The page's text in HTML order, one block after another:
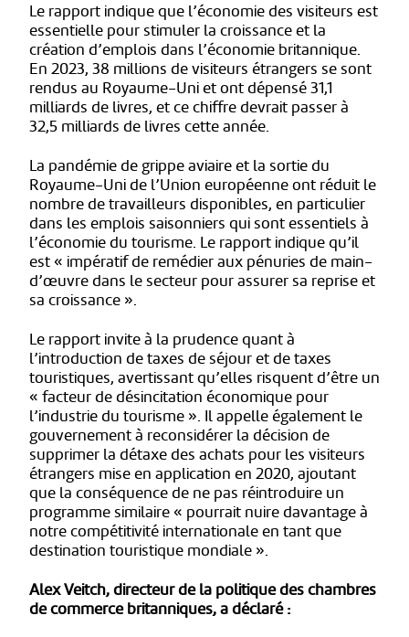
Le rapport indique que l’économie des visiteurs est
essentielle pour stimuler la croissance et la
création d’emplois dans l’économie britannique.
En 2023, 38 millions de visiteurs étrangers se sont
rendus au Royaume-Uni et ont dépensé 31,1
milliards de livres, et ce chiffre devrait passer à
32,5 milliards de livres cette année.
La pandémie de grippe aviaire et la sortie du
Royaume-Uni de l’Union européenne ont réduit le
nombre de travailleurs disponibles, en particulier
dans les emplois saisonniers qui sont essentiels à
l’économie du tourisme. Le rapport indique qu’il
est « impératif de remédier aux pénuries de main-
d’œuvre dans le secteur pour assurer sa reprise et
sa croissance ».
Le rapport invite à la prudence quant à
l’introduction de taxes de séjour et de taxes
touristiques, avertissant qu’elles risquent d’être un
« facteur de désincitation économique pour
l’industrie du tourisme ». Il appelle également le
gouvernement à reconsidérer la décision de
supprimer la détaxe des achats pour les visiteurs
étrangers mise en application en 2020, ajoutant
que la conséquence de ne pas réintroduire un
programme similaire « pourrait nuire davantage à
notre compétitivité internationale en tant que
destination touristique mondiale ».
Alex Veitch, directeur de la politique des chambres
de commerce britanniques, a déclaré :